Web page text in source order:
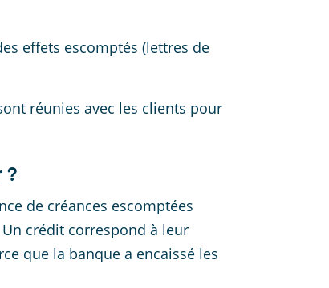
effets escomptés (lettres de
réunies avec les clients pour
?
de créances escomptées
crédit correspond à leur
que la banque a encaissé les